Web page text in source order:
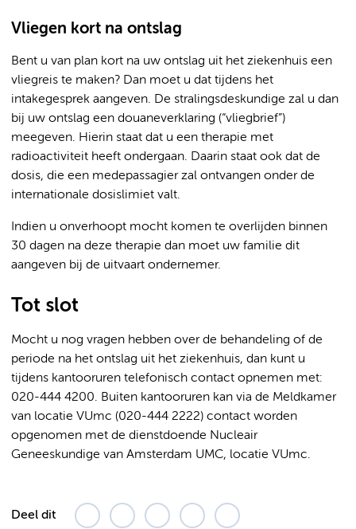
Vliegen kort na ontslag
Bent u van plan kort na uw ontslag uit het ziekenhuis een
vliegreis te maken? Dan moet u dat tijdens het
intakegesprek aangeven. De stralingsdeskundige zal u dan
bij uw ontslag een douaneverklaring (“vliegbrief”)
meegeven. Hierin staat dat u een therapie met
radioactiviteit heeft ondergaan. Daarin staat ook dat de
dosis, die een medepassagier zal ontvangen onder de
internationale dosislimiet valt.
Indien u onverhoopt mocht komen te overlijden binnen
30 dagen na deze therapie dan moet uw familie dit
aangeven bij de uitvaart ondernemer.
Tot slot
Mocht u nog vragen hebben over de behandeling of de
periode na het ontslag uit het ziekenhuis, dan kunt u
tijdens kantooruren telefonisch contact opnemen met:
020-444 4200. Buiten kantooruren kan via de Meldkamer
van locatie VUmc (020-444 2222) contact worden
opgenomen met de dienstdoende Nucleair
Geneeskundige van Amsterdam UMC, locatie VUmc.
Deel dit